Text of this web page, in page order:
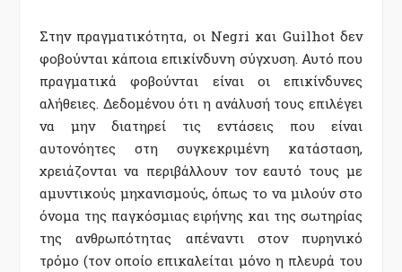
Στην πραγματικότητα, οι Negri και Guilhot δεν
φοβούνται κάποια επικίνδυνη σύγχυση. Αυτό που
πραγματικά φοβούνται είναι οι επικίνδυνες
αλήθειες. Δεδομένου ότι η ανάλυσή τους επιλέγει
να μην διατηρεί τις εντάσεις που είναι
αυτονόητες στη συγκεκριμένη κατάσταση,
χρειάζονται να περιβάλλουν τον εαυτό τους με
αμυντικούς μηχανισμούς, όπως το να μιλούν στο
όνομα της παγκόσμιας ειρήνης και της σωτηρίας
της ανθρωπότητας απέναντι στον πυρηνικό
τρόμο (τον οποίο επικαλείται μόνο η πλευρά του